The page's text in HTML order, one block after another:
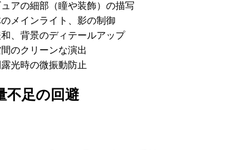
アの細部（瞳や装飾）の描写
メインライト、影の制御
、背景のディテールアップ
のクリーンな演出
光時の微振動防止
不足の回避